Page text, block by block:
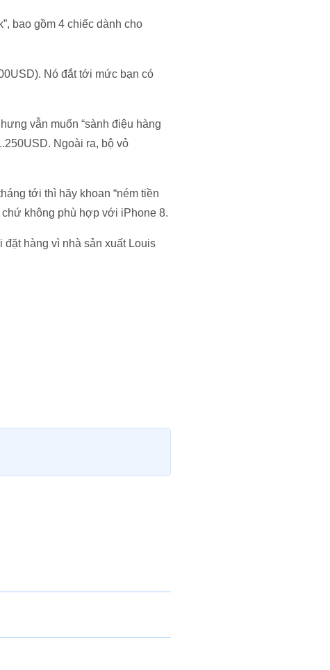
bao gồm 4 chiếc dành cho
Nó đắt tới mức bạn có
vẫn muốn “sành điệu hàng
Ngoài ra, bộ vỏ
tới thì hãy khoan “ném tiền
không phù hợp với iPhone 8.
hàng vì nhà sản xuất Louis